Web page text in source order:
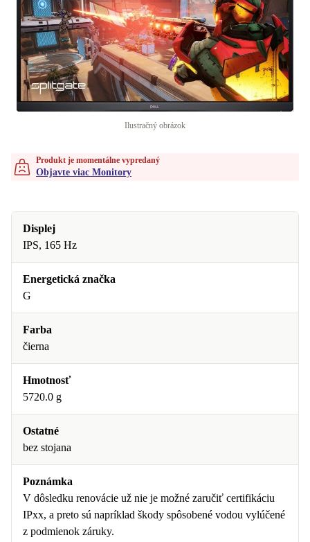
Ilustračný obrázok
Produkt je momentálne vypredaný
Objavte viac Monitory
Displej
IPS, 165 Hz
Energetická značka
G
Farba
čierna
Hmotnosť
5720.0 g
Ostatné
bez stojana
Poznámka
V dôsledku renovácie už nie je možné zaručiť certifikáciu
IPxx, a preto sú napríklad škody spôsobené vodou vylúčené
z podmienok záruky.